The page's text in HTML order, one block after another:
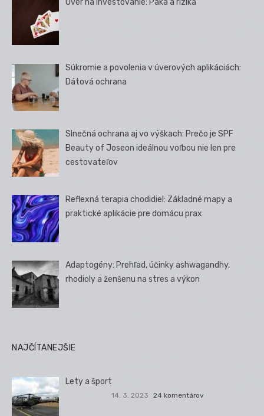
Úver na investovanie: Páka a riziká
Súkromie a povolenia v úverových aplikáciách:
Dátová ochrana
Slnečná ochrana aj vo výškach: Prečo je SPF
Beauty of Joseon ideálnou voľbou nie len pre
cestovateľov
Reflexná terapia chodidiel: Základné mapy a
praktické aplikácie pre domácu prax
Adaptogény: Prehľad, účinky ashwagandhy,
rhodioly a ženšenu na stres a výkon
NAJČÍTANEJŠIE
Lety a šport
14. 3. 2023 24 komentárov